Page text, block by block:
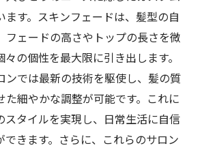
ロンで体験するプロフェッショ
スタイルを生むスキンフェード
ップスタイリストによるカスタ
ます。スキンフェードは、髪型の自
フェードの高さやトップの長さを微
の個性を最大限に引き出します。
ンでは最新の技術を駆使し、髪の質
た細やかな調整が可能です。これに
スタイルを実現し、日常生活に自信
できます。さらに、これらのサロン